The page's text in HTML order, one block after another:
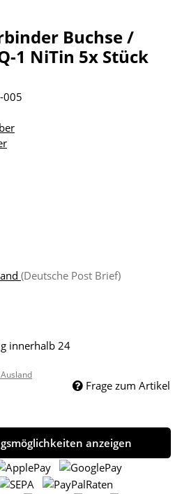
Buchse /
1 NiTin 5x Stück
005
(Deutsche Post Brief)
innerhalb 24
Frage zum Artikel
anzeigen